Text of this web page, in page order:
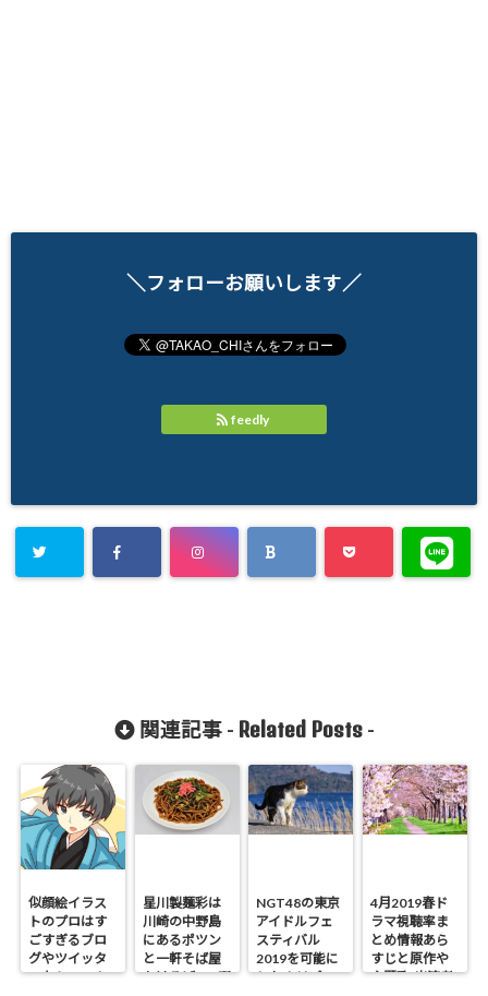
＼フォローお願いします／
feedly
関連記事 - Related Posts-
似顔絵イラス
トのプロはす
ごすぎるブロ
グやツイッタ
ーならここ！
星川製麺彩は
川崎の中野島
にあるポツン
と一軒そば屋
かけそば200円
NGT48の東京
アイドルフェ
スティバル
2019を可能に
したホリプロ
4月2019春ド
ラマ視聴率ま
とめ情報あら
すじと原作や
主題歌!出演者